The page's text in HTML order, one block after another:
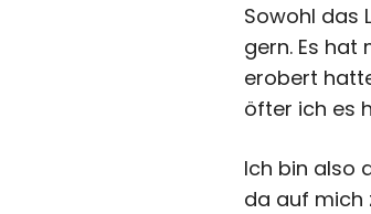
Sowohl das
gern. Es hat
erobert
öfter ich es
Ich bin also
da auf mich